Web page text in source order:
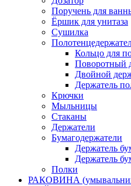
Поручень для
Ёршик для унитаза
Сушилка
Кольцо для
Поворотный
Двойной
Держатель
Крючки
Мыльницы
Стаканы
Держатели
Бумагодержатели
Держатель
Держатель
Полки
РАКОВИНА